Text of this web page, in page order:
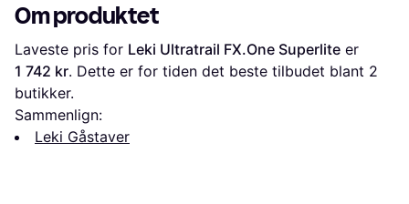
Om produktet
Laveste pris for Leki Ultratrail FX.One Superlite
1 742 kr. Dette er for tiden det beste tilbudet blant 2
butikker.
Sammenlign:
Leki Gåstaver